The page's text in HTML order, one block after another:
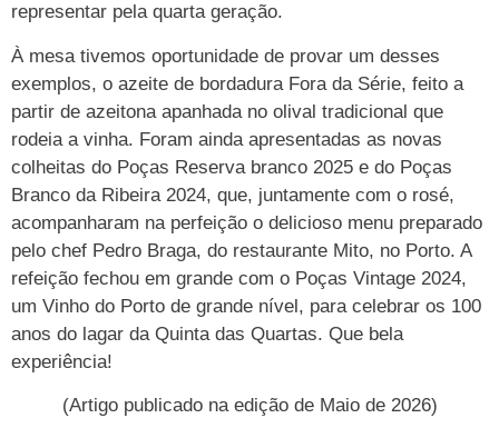
representar pela quarta geração.
À mesa tivemos oportunidade de provar um desses
exemplos, o azeite de bordadura Fora da Série, feito a
partir de azeitona apanhada no olival tradicional que
rodeia a vinha. Foram ainda apresentadas as novas
colheitas do Poças Reserva branco 2025 e do Poças
Branco da Ribeira 2024, que, juntamente com o rosé,
acompanharam na perfeição o delicioso menu preparado
pelo chef Pedro Braga, do restaurante Mito, no Porto. A
refeição fechou em grande com o Poças Vintage 2024,
um Vinho do Porto de grande nível, para celebrar os 100
anos do lagar da Quinta das Quartas. Que bela
experiência!
(Artigo publicado na edição de Maio de 2026)